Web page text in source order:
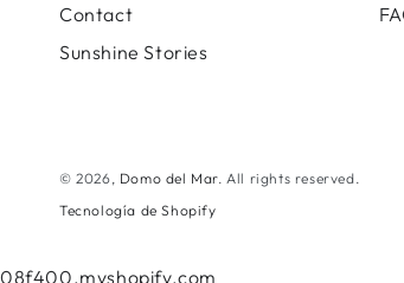
Contact
Sunshine Stories
© 2026, Domo del Mar. All rights reserved.
Tecnología de Shopify
08f400.myshopify.com